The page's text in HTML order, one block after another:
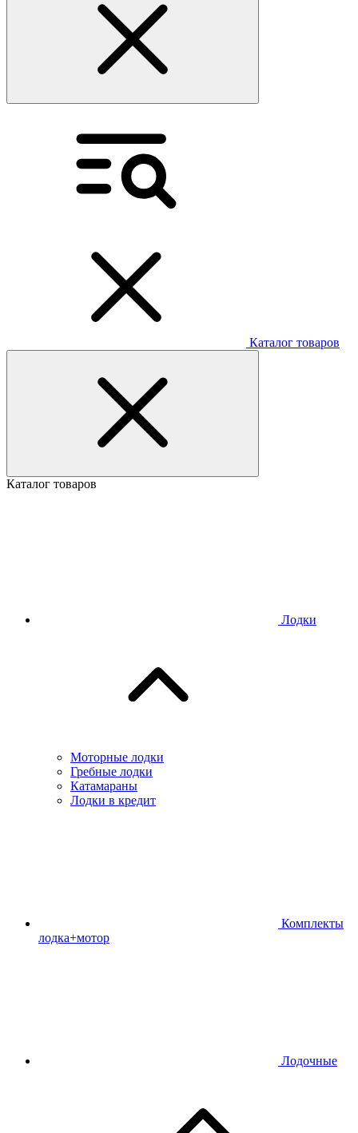
Каталог товаров
Каталог товаров
Лодки
Моторные лодки
Гребные лодки
Катамараны
Лодки в кредит
Комплекты
лодка+мотор
Лодочные